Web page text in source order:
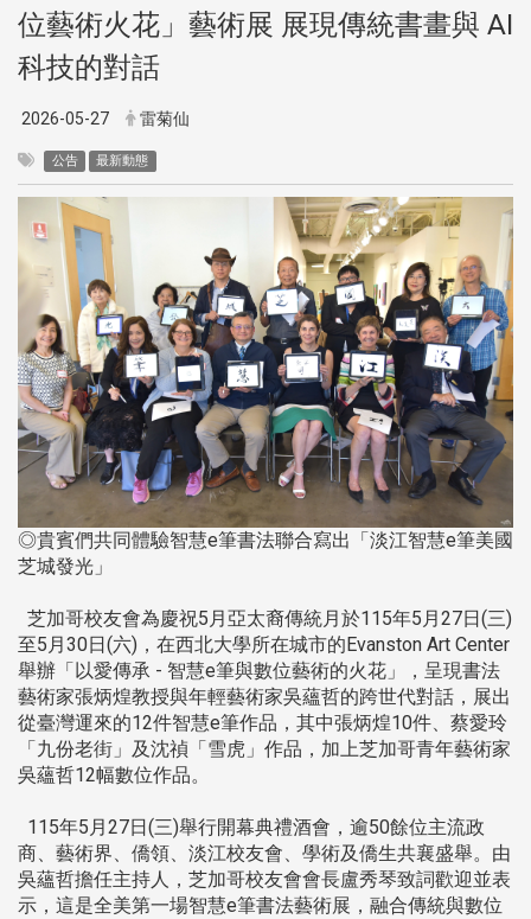
位藝術火花」藝術展 展現傳統書畫與 AI
科技的對話
2026-05-27 雷菊仙
公告 最新動態
◎貴賓們共同體驗智慧e筆書法聯合寫出「淡江智慧e筆美國
芝城發光」
芝加哥校友會為慶祝5月亞太裔傳統月於115年5月27日(三)
至5月30日(六)，在西北大學所在城市的Evanston Art Center
舉辦「以愛傳承 - 智慧e筆與數位藝術的火花」，呈現書法
藝術家張炳煌教授與年輕藝術家吳蘊哲的跨世代對話，展出
從臺灣運來的12件智慧e筆作品，其中張炳煌10件、蔡愛玲
「九份老街」及沈禎「雪虎」作品，加上芝加哥青年藝術家
吳蘊哲12幅數位作品。
115年5月27日(三)舉行開幕典禮酒會，逾50餘位主流政
商、藝術界、僑領、淡江校友會、學術及僑生共襄盛舉。由
吳蘊哲擔任主持人，芝加哥校友會會長盧秀琴致詞歡迎並表
示，這是全美第一場智慧e筆書法藝術展，融合傳統與數位